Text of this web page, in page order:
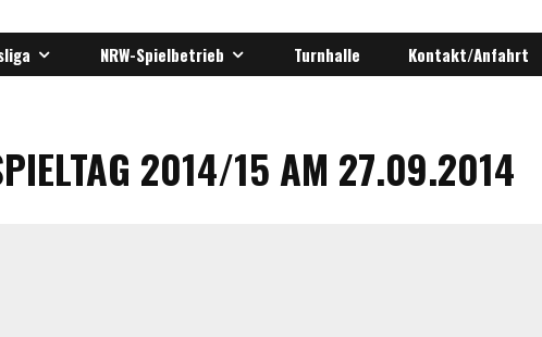
NRW-Spielbetrieb Turnhalle Kontakt/Anfahrt
2014/15 AM 27.09.2014